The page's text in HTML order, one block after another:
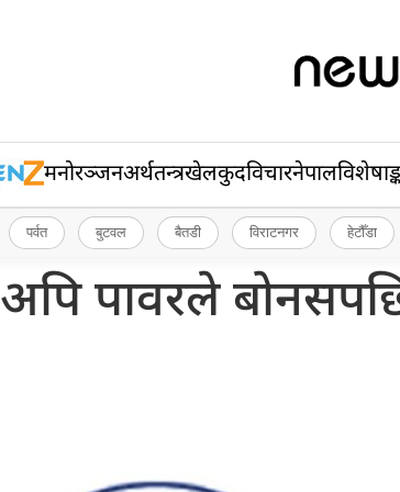
मनोरञ्जनअर्थतन्त्रखेलकुदविचारनेपाल
पर्वत बुटवल बैतडी विराटनगर हेटौँडा
अपि पावरले